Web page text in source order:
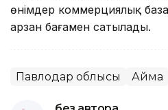
өнімдер коммерциялық
арзан бағамен сатылады.
Павлодар облысы Аймақ